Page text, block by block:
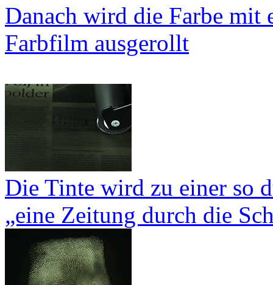
Danach wird die Farbe mit
Farbfilm ausgerollt
Die Tinte wird zu einer so
„eine Zeitung durch die